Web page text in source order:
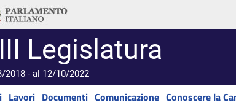
Legislatura
2018 - al 12/10/2022
Lavori Documenti Comunicazione Conoscere la